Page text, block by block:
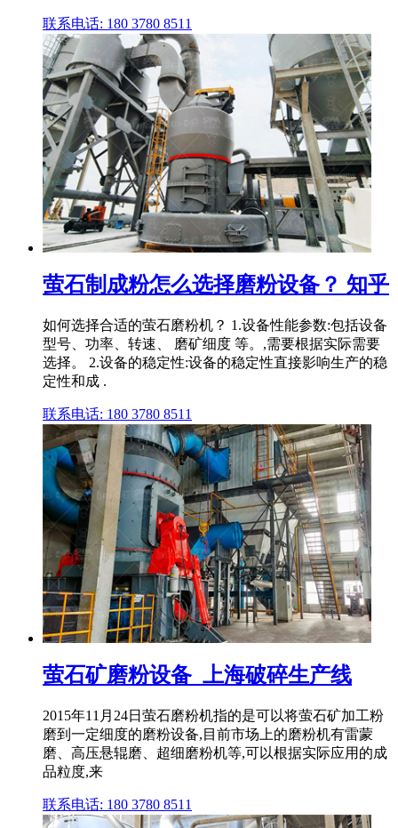
联系电话: 180 3780 8511
萤石制成粉怎么选择磨粉设备？ 知乎
如何选择合适的萤石磨粉机？ 1.设备性能参数:包括设备
型号、功率、转速、 磨矿细度 等。,需要根据实际需要
选择。 2.设备的稳定性:设备的稳定性直接影响生产的稳
定性和成 .
联系电话: 180 3780 8511
萤石矿磨粉设备_上海破碎生产线
2015年11月24日萤石磨粉机指的是可以将萤石矿加工粉
磨到一定细度的磨粉设备,目前市场上的磨粉机有雷蒙
磨、高压悬辊磨、超细磨粉机等,可以根据实际应用的成
品粒度,来
联系电话: 180 3780 8511